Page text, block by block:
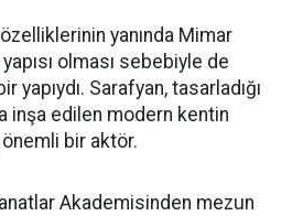
yanında Mimar
olması sebebiyle de
yapıydı. Sarafyan, tasarladığı
inşa edilen modern kentin
bir aktör.
Akademisinden mezun